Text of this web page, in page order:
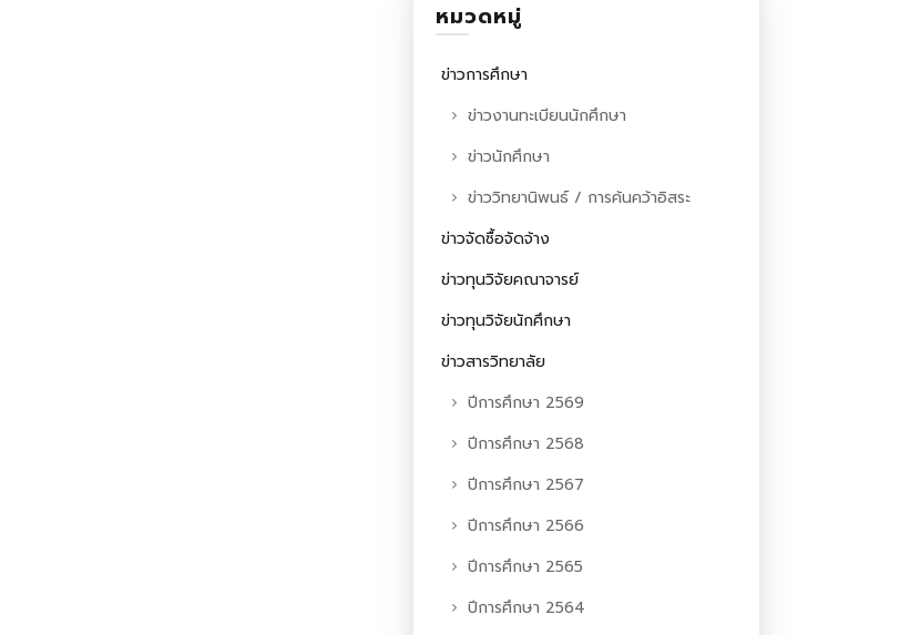
หมวดหมู่
ข่าวการศึกษา
ข่าวงานทะเบียนนักศึกษา
ข่าวนักศึกษา
ข่าววิทยานิพนธ์ / การค้นคว้าอิสระ
ข่าวจัดซื้อจัดจ้าง
ข่าวทุนวิจัยคณาจารย์
ข่าวทุนวิจัยนักศึกษา
ข่าวสารวิทยาลัย
ปีการศึกษา 2569
ปีการศึกษา 2568
ปีการศึกษา 2567
ปีการศึกษา 2566
ปีการศึกษา 2565
ปีการศึกษา 2564